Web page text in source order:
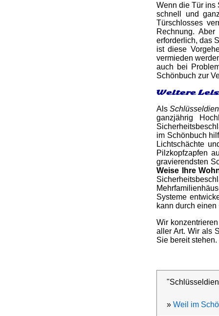
Wenn die Tür ins
schnell und
Türschlosses
Rechnung.
erforderlich, das
ist diese
vermieden
auch bei
Schönbuch zur
Weitere
Als
ganzjährig
im Schönbuch
Lichtschächte
Pilzkopfzapfen
gravierendsten
Weise Ihre
Systeme
kann durch
Wir
aller Art. Wir als
Sie bereit stehen.
» Weil im